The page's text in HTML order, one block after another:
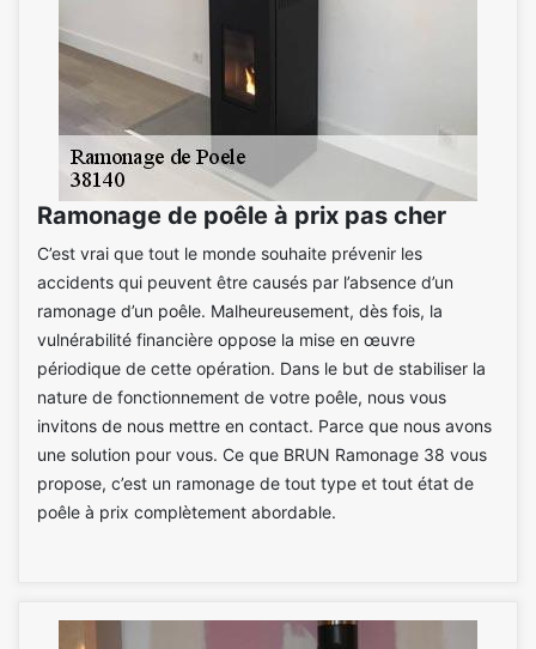
Ramonage de poêle à prix pas cher
C’est vrai que tout le monde souhaite prévenir les
accidents qui peuvent être causés par l’absence d’un
ramonage d’un poêle. Malheureusement, dès fois, la
vulnérabilité financière oppose la mise en œuvre
périodique de cette opération. Dans le but de stabiliser la
nature de fonctionnement de votre poêle, nous vous
invitons de nous mettre en contact. Parce que nous avons
une solution pour vous. Ce que BRUN Ramonage 38 vous
propose, c’est un ramonage de tout type et tout état de
poêle à prix complètement abordable.